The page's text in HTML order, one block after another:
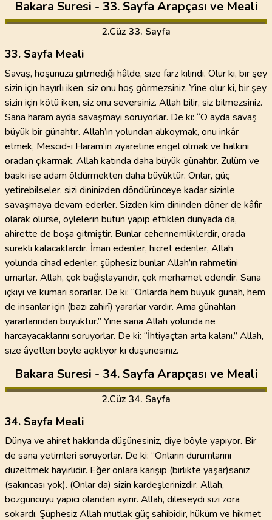
Bakara Suresi - 33. Sayfa Arapçası ve Meali
2.Cüz 33. Sayfa
33. Sayfa Meali
Savaş, hoşunuza gitmediği hâlde, size farz kılındı. Olur ki, bir şey
sizin için hayırlı iken, siz onu hoş görmezsiniz. Yine olur ki, bir şey
sizin için kötü iken, siz onu seversiniz. Allah bilir, siz bilmezsiniz.
Sana haram ayda savaşmayı soruyorlar. De ki: “O ayda savaş
büyük bir günahtır. Allah’ın yolundan alıkoymak, onu inkâr
etmek, Mescid-i Haram’ın ziyaretine engel olmak ve halkını
oradan çıkarmak, Allah katında daha büyük günahtır. Zulüm ve
baskı ise adam öldürmekten daha büyüktür. Onlar, güç
yetirebilseler, sizi dininizden döndürünceye kadar sizinle
savaşmaya devam ederler. Sizden kim dininden döner de kâfir
olarak ölürse, öylelerin bütün yapıp ettikleri dünyada da,
ahirette de boşa gitmiştir. Bunlar cehennemliklerdir, orada
sürekli kalacaklardır. İman edenler, hicret edenler, Allah
yolunda cihad edenler; şüphesiz bunlar Allah’ın rahmetini
umarlar. Allah, çok bağışlayandır, çok merhamet edendir. Sana
içkiyi ve kumarı sorarlar. De ki: “Onlarda hem büyük günah, hem
de insanlar için (bazı zahirî) yararlar vardır. Ama günahları
yararlarından büyüktür.” Yine sana Allah yolunda ne
harcayacaklarını soruyorlar. De ki: “İhtiyaçtan arta kalanı.” Allah,
size âyetleri böyle açıklıyor ki düşünesiniz.
Bakara Suresi - 34. Sayfa Arapçası ve Meali
2.Cüz 34. Sayfa
34. Sayfa Meali
Dünya ve ahiret hakkında düşünesiniz, diye böyle yapıyor. Bir
de sana yetimleri soruyorlar. De ki: “Onların durumlarını
düzeltmek hayırlıdır. Eğer onlara karışıp (birlikte yaşar)sanız
(sakıncası yok). (Onlar da) sizin kardeşlerinizdir. Allah,
bozguncuyu yapıcı olandan ayırır. Allah, dileseydi sizi zora
sokardı. Şüphesiz Allah mutlak güç sahibidir, hüküm ve hikmet